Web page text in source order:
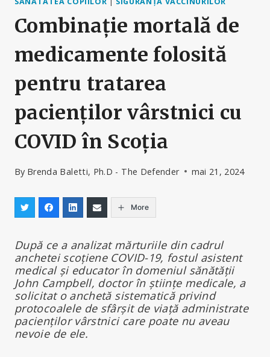
Combinație mortală de
medicamente folosită
pentru tratarea
pacienților vârstnici cu
COVID în Scoția
By Brenda Baletti, Ph.D - The Defender mai 21, 2024
More
După ce a analizat mărturiile din cadrul
anchetei scoțiene COVID-19, fostul asistent
medical și educator în domeniul sănătății
John Campbell, doctor în științe medicale, a
solicitat o anchetă sistematică privind
protocoalele de sfârșit de viață administrate
pacienților vârstnici care poate nu aveau
nevoie de ele.